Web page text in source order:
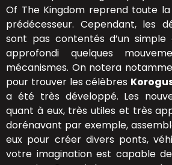
Of The Kingdom reprend toute
prédécesseur. Cependant, les
sont pas contentés d’un
approfondi quelques
mécanismes. On notera
pour trouver les célèbres
a été très développé. Les
quant à eux, très utiles et très
dorénavant par exemple,
eux pour créer divers ponts,
votre imagination est capable